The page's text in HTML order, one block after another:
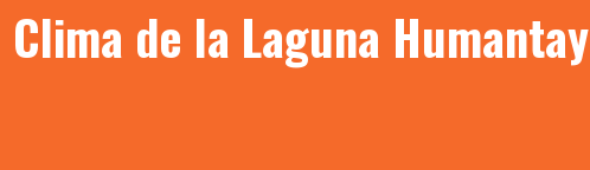
Clima de la Laguna Humantay